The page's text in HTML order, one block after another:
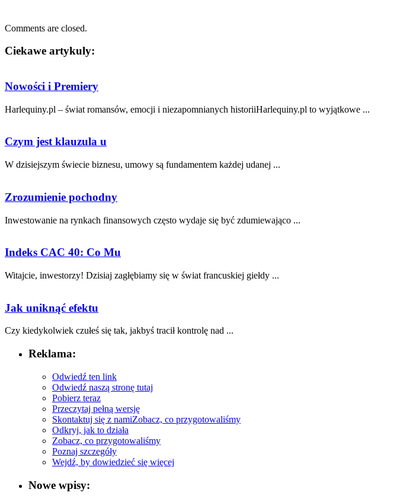
Comments are closed.
Ciekawe artykuly:
Nowości i Premiery
Harlequiny.pl – świat romansów, emocji i niezapomnianych historiiHarlequiny.pl to wyjątkowe ...
Czym jest klauzula u
W dzisiejszym świecie biznesu, umowy są fundamentem każdej udanej ...
Zrozumienie pochodny
Inwestowanie na rynkach finansowych często wydaje się być zdumiewająco ...
Indeks CAC 40: Co Mu
Witajcie, inwestorzy! Dzisiaj ‌zagłębiamy się w świat ⁤francuskiej giełdy ...
Jak uniknąć efektu
Czy kiedykolwiek czułeś się tak, jakbyś​ tracił kontrolę nad ...
Reklama:
Odwiedź ten link
Odwiedź naszą stronę tutaj
Pobierz teraz
Przeczytaj pełną wersję
Skontaktuj się z namiZobacz, co przygotowaliśmy
Odkryj, jak to działa
Zobacz, co przygotowaliśmy
Poznaj szczegóły
Wejdź, by dowiedzieć się więcej
Nowe wpisy: